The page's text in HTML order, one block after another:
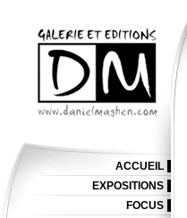
ACCUEIL
EXPOSITIONS
FOCUS